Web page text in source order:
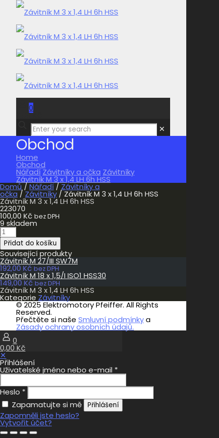
0
0,00 Kč
✕
Obchod
Home
Obchod
Nářadí Závitníky a očka Závitníky
Závitník M 3 x 1,4 LH 6h HSS
Domů / Nářadí / Závitníky a
očka / Závitníky / Závitník M 3 x 1,4 LH 6h HSS
Závitník M 3 x 1,4 LH 6h HSS
223070
100,00 Kč bez DPH
9 skladem
Závitník
M
x
1,4
LH
6h
HSS
množství
Přidat do košíku
Související produkty
Závitník M 27/III SW7M
192,00 Kč bez DPH
Závitník M 18 x 1,5/I ISO1 HSS30
149,00 Kč bez DPH
Závitník M 3 x 1,4 LH 6h HSS
Kategorie Závitníky
© 2025 Elektromotory Pfeiffer. All Rights
Reserved.
Přečtěte si naše Smluvní podmínkya
Zásady ochrany osobních údajů.
0
0,00 Kč
✕
Přihlášení
Uživatelské jméno nebo e-mail *
Heslo *
Zapamatujte si mě
Přihlášení
Zapomněli jste heslo?
Vytvořit účet?